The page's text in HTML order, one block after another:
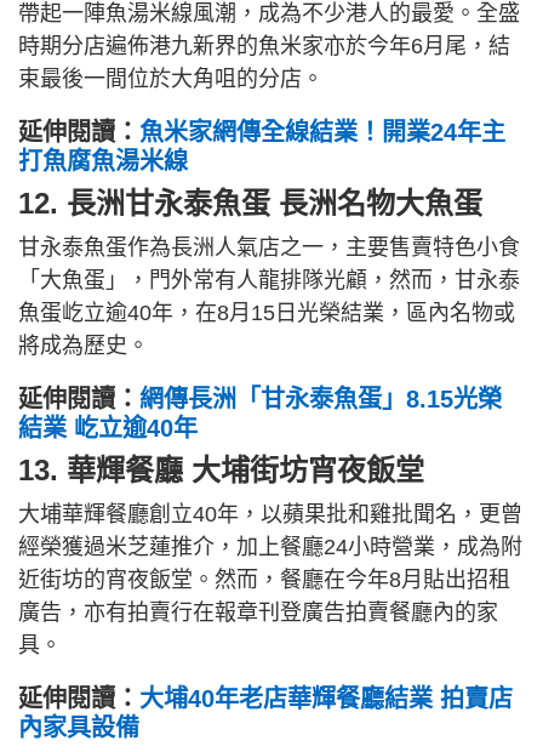
帶起一陣魚湯米線風潮，成為不少港人的最愛。全盛
時期分店遍佈港九新界的魚米家亦於今年6月尾，結
束最後一間位於大角咀的分店。
延伸閱讀： 魚米家網傳全線結業！開業24年主
打魚腐魚湯米線
12. 長洲甘永泰魚蛋 長洲名物大魚蛋
甘永泰魚蛋作為長洲人氣店之一，主要售賣特色小食
「大魚蛋」，門外常有人龍排隊光顧，然而，甘永泰
魚蛋屹立逾40年，在8月15日光榮結業，區內名物或
將成為歷史。
延伸閱讀： 網傳長洲「甘永泰魚蛋」8.15光榮
結業 屹立逾40年
13. 華輝餐廳 大埔街坊宵夜飯堂
大埔華輝餐廳創立40年，以蘋果批和雞批聞名，更曾
經榮獲過米芝蓮推介，加上餐廳24小時營業，成為附
近街坊的宵夜飯堂。然而，餐廳在今年8月貼出招租
廣告，亦有拍賣行在報章刊登廣告拍賣餐廳內的家
具。
延伸閱讀： 大埔40年老店華輝餐廳結業 拍賣店
內家具設備